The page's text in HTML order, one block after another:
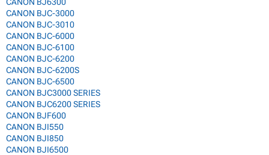
CANON BJC-3000
CANON BJC-3010
CANON BJC-6000
CANON BJC-6100
CANON BJC-6200
CANON BJC-6200S
CANON BJC-6500
CANON BJC3000 SERIES
CANON BJC6200 SERIES
CANON BJF600
CANON BJI550
CANON BJI850
CANON BJI6500